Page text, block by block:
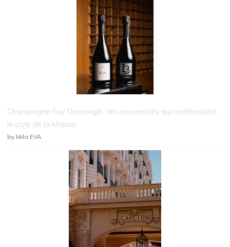
Champagne Guy Dumangin : les nouveautés qui redéfinissent
le style de la Maison
by Mila EVA